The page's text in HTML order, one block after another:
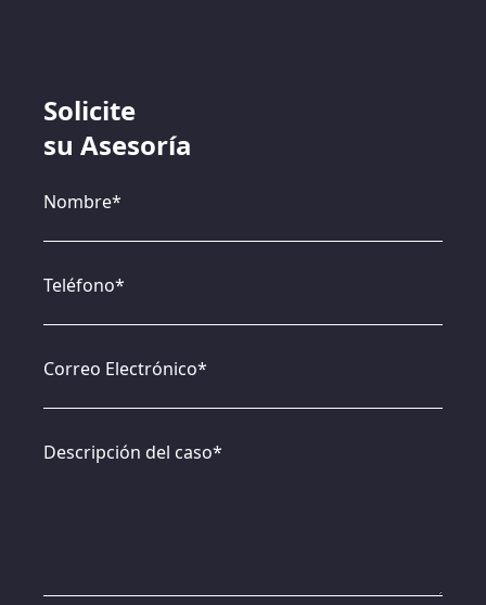
Solicite
su Asesoría
Nombre*
Teléfono*
Correo Electrónico*
Descripción del caso*